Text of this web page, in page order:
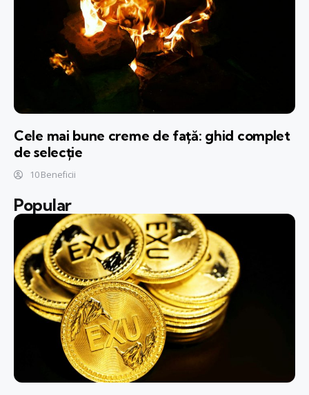
Cele mai bune creme de față: ghid complet
de selecție
10 Beneficii
Popular